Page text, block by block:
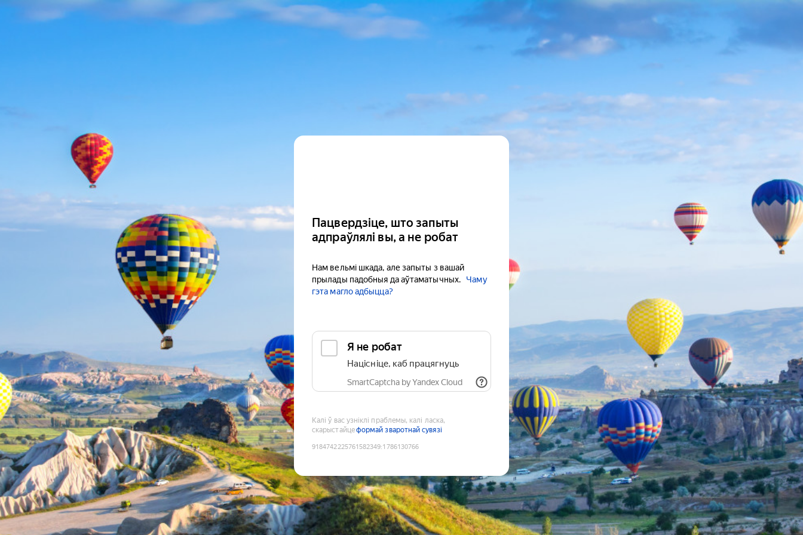
Пацвердзіце, што запыты
адпраўлялі вы, а не робат
Нам вельмі шкада, але запыты з вашай
прылады падобныя да аўтаматычных.
Чаму
гэта магло адбыцца?
Я не робат
Націсніце, каб працягнуць
SmartCaptcha by Yandex Cloud
Калі ў вас узніклі праблемы, калі ласка,
скарыстайцеформай зваротнай сувязі
9184742225761582349:1786130766